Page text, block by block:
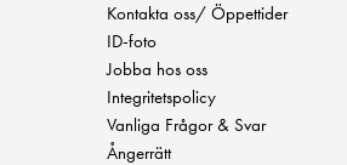
Kontakta oss/ Öppettider
ID-foto
Jobba hos oss
Integritetspolicy
Vanliga Frågor & Svar
Ångerrätt